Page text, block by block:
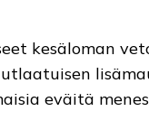
kesäloman
eväitä